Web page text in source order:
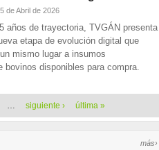
de Abril de 2026
años de trayectoria, TVGÁN presenta
etapa de evolución digital que
mismo lugar a insumos
bovinos disponibles para compra.
… siguiente › última »
más›